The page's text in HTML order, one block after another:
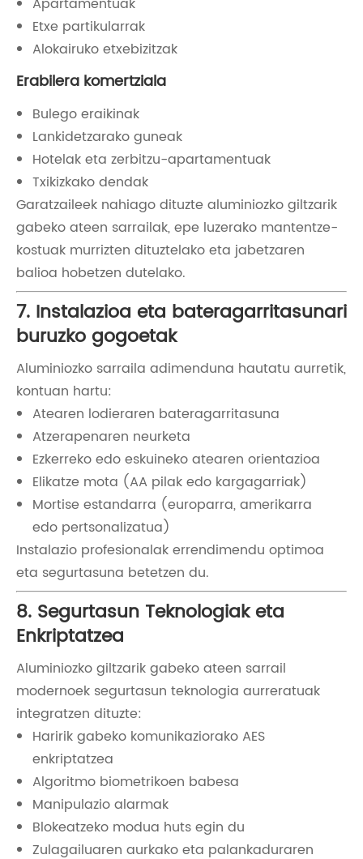
Etxe partikularrak
Alokairuko etxebizitzak
Erabilera komertziala
Bulego eraikinak
Lankidetzarako guneak
Hotelak eta zerbitzu-apartamentuak
Txikizkako dendak
Garatzaileek nahiago dituzte aluminiozko giltzarik
gabeko ateen sarrailak, epe luzerako mantentze-
kostuak murrizten dituztelako eta jabetzaren
balioa hobetzen dutelako.
7. Instalazioa eta bateragarritasunari
buruzko gogoetak
Aluminiozko sarraila adimenduna hautatu aurretik,
kontuan hartu:
Atearen lodieraren bateragarritasuna
Atzerapenaren neurketa
Ezkerreko edo eskuineko atearen orientazioa
Elikatze mota (AA pilak edo kargagarriak)
Mortise estandarra (europarra, amerikarra
edo pertsonalizatua)
Instalazio profesionalak errendimendu optimoa
eta segurtasuna betetzen du.
8. Segurtasun Teknologiak eta
Enkriptatzea
Aluminiozko giltzarik gabeko ateen sarrail
modernoek segurtasun teknologia aurreratuak
integratzen dituzte:
Haririk gabeko komunikaziorako AES
enkriptatzea
Algoritmo biometrikoen babesa
Manipulazio alarmak
Blokeatzeko modua huts egin du
Zulagailuaren aurkako eta palankaduraren